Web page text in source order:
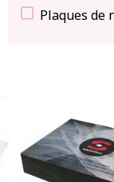
Plaques de